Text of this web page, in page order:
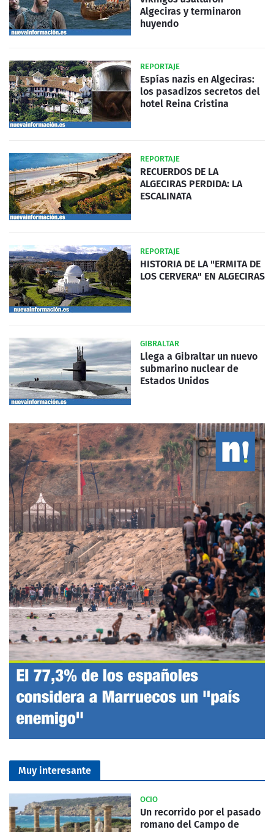
Algeciras y terminaron
huyendo
REPORTAJE
Espías nazis en Algeciras:
los pasadizos secretos del
hotel Reina Cristina
REPORTAJE
RECUERDOS DE LA
ALGECIRAS PERDIDA: LA
ESCALINATA
REPORTAJE
HISTORIA DE LA "ERMITA DE
LOS CERVERA" EN ALGECIRAS
GIBRALTAR
Llega a Gibraltar un nuevo
submarino nuclear de
Estados Unidos
Muy interesante
OCIO
Un recorrido por el pasado
romano del Campo de